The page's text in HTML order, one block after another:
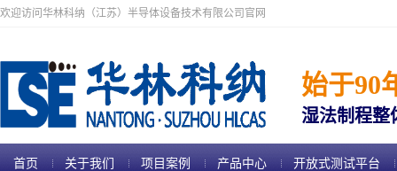
欢迎访问华林科纳（江苏）半导体设备技术有限公司官网
始于90
湿法制程整
首页 关于我们 项目案例 产品中心 开放式测试平台